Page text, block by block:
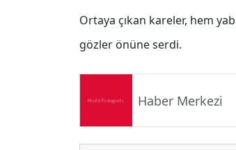
Ortaya çıkan kareler, hem
gözler önüne serdi.
Haber Merkezi